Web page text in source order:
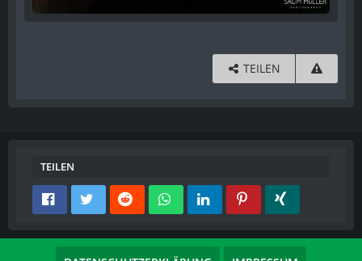
TEILEN
TEILEN